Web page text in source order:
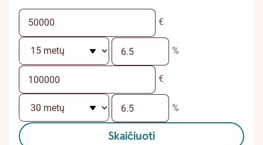
€
%
€
%
Skaičiuoti